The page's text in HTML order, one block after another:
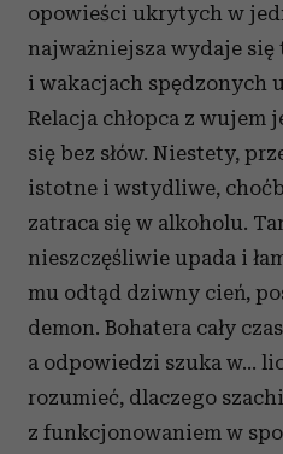
opowieści ukrytych w
najważniejsza wydaje się
i wakacjach spędzonych
Relacja chłopca z wujem
się bez słów. Niestety,
istotne i wstydliwe,
zatraca się w alkoholu.
nieszczęśliwie upada i
mu odtąd dziwny cień,
demon. Bohatera cały
a odpowiedzi szuka w...
rozumieć, dlaczego
z funkcjonowaniem w